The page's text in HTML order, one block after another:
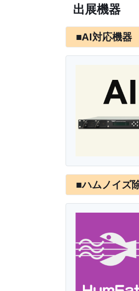
出展機器
■AI対応機器
■ハムノイズ